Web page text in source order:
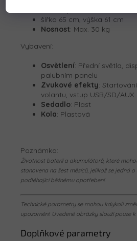
šířka 65 cm, výška 61 cm
Nosnost: Max. 30 kg
Vybavení:
Osvětlení: Přední světla,
palubním panelu
Zvukové efekty:
volantu, vstup USB/SD/AUX
Sedadlo: Plast
Kola: Plastová
Poznámka:
Životnost baterií a akumulátorů, které
stanovena na šest měsíců, jelikož se jedná
podléhající běžnému opotřebení.
Technické parametry se mohou kdykoli
upozornění. Uvedené obrázky slouží pouze
Doplňkové parametry